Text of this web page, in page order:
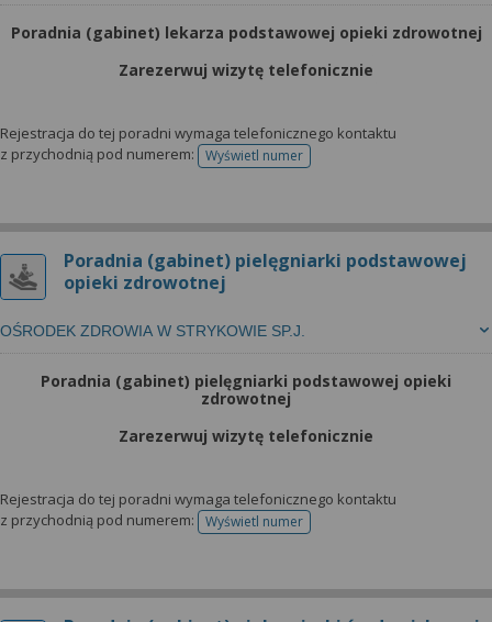
Poradnia (gabinet) lekarza podstawowej opieki zdrowotnej
Zarezerwuj wizytę telefonicznie
Rejestracja do tej poradni wymaga telefonicznego kontaktu
z przychodnią pod numerem:
Wyświetl numertelefonu do rejestracji
Poradnia (gabinet) pielęgniarki podstawowej
opieki zdrowotnej
OŚRODEK ZDROWIA W STRYKOWIE SP.J.
Poradnia (gabinet) pielęgniarki podstawowej opieki
zdrowotnej
Zarezerwuj wizytę telefonicznie
Rejestracja do tej poradni wymaga telefonicznego kontaktu
z przychodnią pod numerem:
Wyświetl numertelefonu do rejestracji